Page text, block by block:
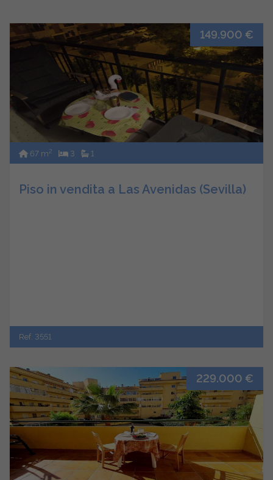
149.900 €
67 m2 3 1
Piso in vendita a Las Avenidas (Sevilla)
Ref. 3551
229.000 €